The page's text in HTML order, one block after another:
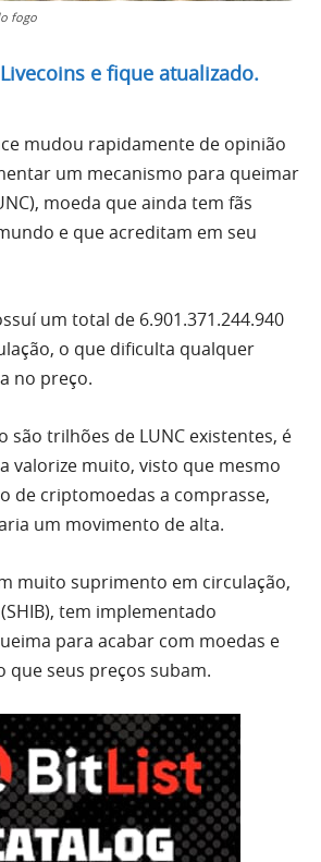
fogo
e fique atualizado.
mudou rapidamente de opinião
um mecanismo para queimar
moeda que ainda tem fãs
e que acreditam em seu
um total de 6.901.371.244.940
o que dificulta qualquer
no preço.
são trilhões de LUNC existentes, é
valorize muito, visto que mesmo
de criptomoedas a comprasse,
um movimento de alta.
muito suprimento em circulação,
tem implementado
para acabar com moedas e
que seus preços subam.